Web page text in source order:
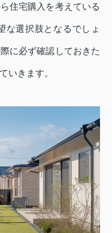
住宅購入を考えている
な選択肢となるでしょ
に必ず確認しておきた
いきます。